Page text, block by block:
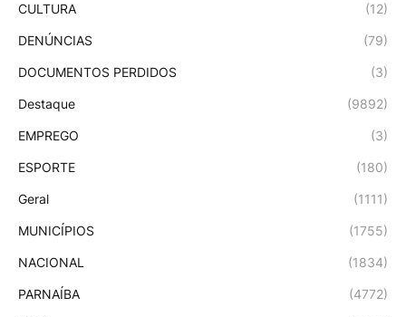
CULTURA (12)
DENÚNCIAS (79)
DOCUMENTOS PERDIDOS (3)
Destaque (9892)
EMPREGO (3)
ESPORTE (180)
Geral (1111)
MUNICÍPIOS (1755)
NACIONAL (1834)
PARNAÍBA (4772)